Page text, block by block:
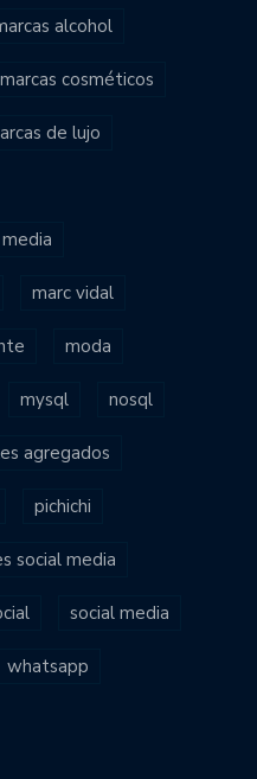
alcohol
marcas cosméticos
de lujo
marc vidal
moda
mysql nosql
agregados
pichichi
social media
social media
whatsapp